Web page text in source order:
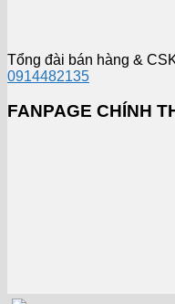
Tổng đài bán hàng &
0914482135
FANPAGE CHÍNH